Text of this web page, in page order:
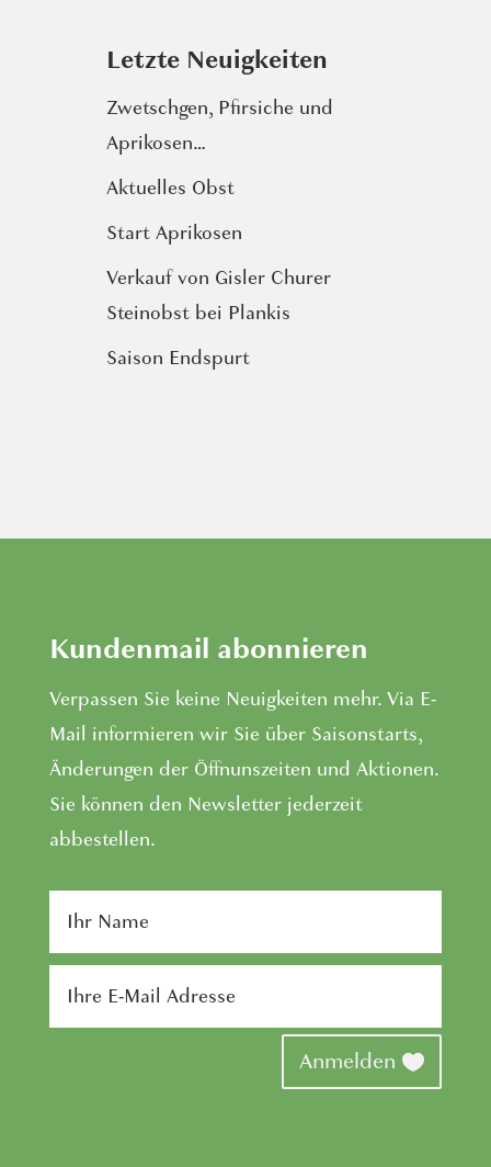
Letzte Neuigkeiten
Zwetschgen, Pfirsiche und
Aprikosen…
Aktuelles Obst
Start Aprikosen
Verkauf von Gisler Churer
Steinobst bei Plankis
Saison Endspurt
Kundenmail abonnieren
Verpassen Sie keine Neuigkeiten mehr. Via E-
Mail informieren wir Sie über Saisonstarts,
Änderungen der Öffnunszeiten und Aktionen.
Sie können den Newsletter jederzeit
abbestellen.
Anmelden